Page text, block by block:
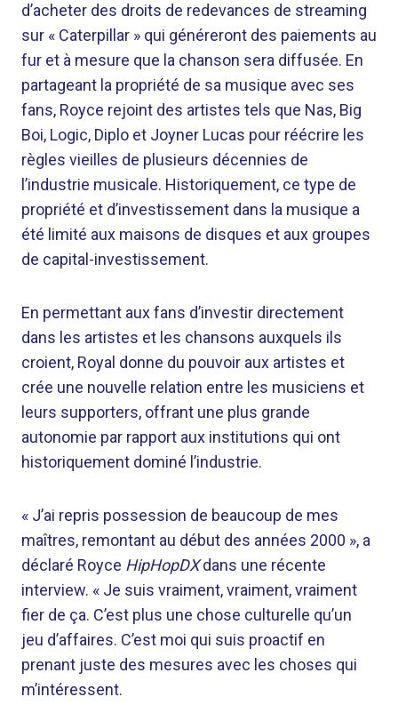
d’acheter des droits de redevances de streaming
sur « Caterpillar » qui généreront des paiements au
fur et à mesure que la chanson sera diffusée. En
partageant la propriété de sa musique avec ses
fans, Royce rejoint des artistes tels que Nas, Big
Boi, Logic, Diplo et Joyner Lucas pour réécrire les
règles vieilles de plusieurs décennies de
l’industrie musicale. Historiquement, ce type de
propriété et d’investissement dans la musique a
été limité aux maisons de disques et aux groupes
de capital-investissement.
En permettant aux fans d’investir directement
dans les artistes et les chansons auxquels ils
croient, Royal donne du pouvoir aux artistes et
crée une nouvelle relation entre les musiciens et
leurs supporters, offrant une plus grande
autonomie par rapport aux institutions qui ont
historiquement dominé l’industrie.
« J’ai repris possession de beaucoup de mes
maîtres, remontant au début des années 2000 », a
déclaré Royce HipHopDXdans une récente
interview. « Je suis vraiment, vraiment, vraiment
fier de ça. C’est plus une chose culturelle qu’un
jeu d’affaires. C’est moi qui suis proactif en
prenant juste des mesures avec les choses qui
m’intéressent.